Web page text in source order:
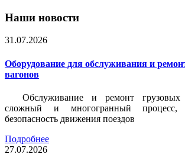
Наши новости
31.07.2026
Оборудование для обслуживания и
вагонов
Обслуживание и ремонт
сложный и многогранный процесс,
безопасность движения поездов
Подробнее
27.07.2026